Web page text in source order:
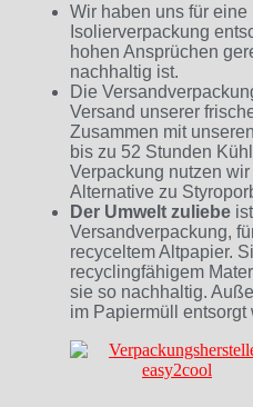
Wir haben uns für eine
Isolierverpackung
hohen Ansprüchen
nachhaltig ist.
Die
Versand unserer
Zusammen mit
bis zu 52 Stunden
Verpackung nutzen
Alternative zu
Der Umwelt zuliebe
Versandverpackung,
recyceltem Altpapier.
recyclingfähigem
sie so nachhaltig.
im Papiermüll entsorgt